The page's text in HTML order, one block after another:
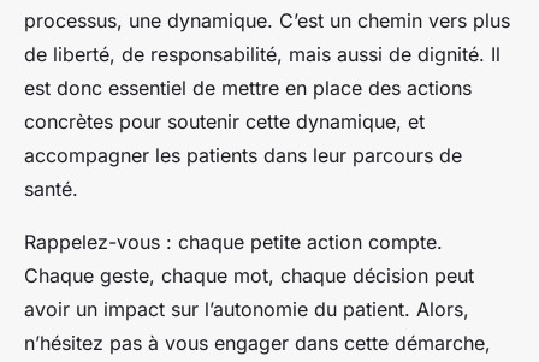
processus, une dynamique. C’est un chemin vers plus
de liberté, de responsabilité, mais aussi de dignité. Il
est donc essentiel de mettre en place des actions
concrètes pour soutenir cette dynamique, et
accompagner les patients dans leur parcours de
santé.
Rappelez-vous : chaque petite action compte.
Chaque geste, chaque mot, chaque décision peut
avoir un impact sur l’autonomie du patient. Alors,
n’hésitez pas à vous engager dans cette démarche,